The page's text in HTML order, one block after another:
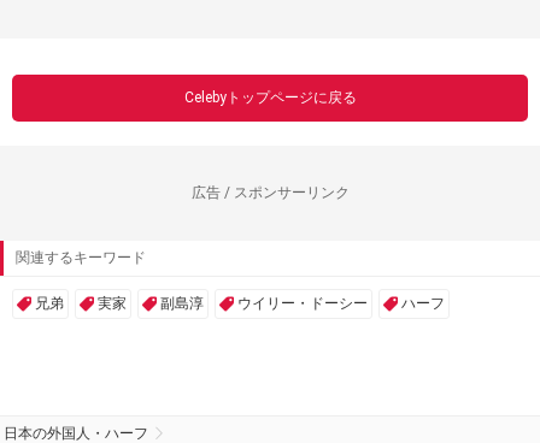
Celebyトップページに戻る
広告 / スポンサーリンク
関連するキーワード
兄弟 実家 副島淳 ウイリー・ドーシー ハーフ
日本の外国人・ハーフ